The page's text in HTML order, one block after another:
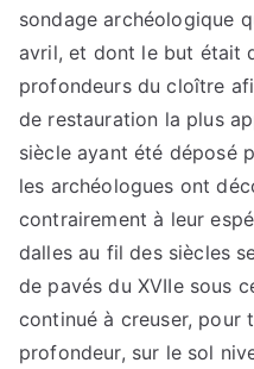
sondage archéologique
avril, et dont le but était
profondeurs du cloître
de restauration la plus
siècle ayant été déposé
les archéologues ont
contrairement à leur
dalles au fil des siècles
de pavés du XVIIe sous
continué à creuser, pour
profondeur, sur le sol